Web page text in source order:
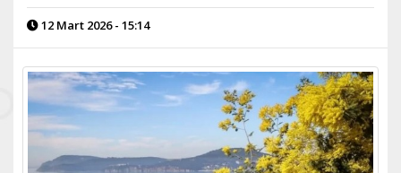
12 Mart 2026 - 15:14